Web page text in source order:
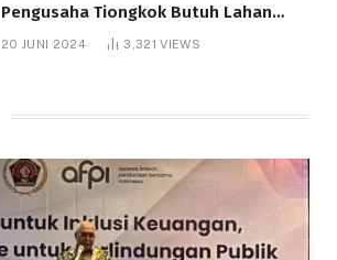
Pengusaha Tiongkok Butuh Lahan
1.000 Hektare
20 JUNI 2024 3,321VIEWS